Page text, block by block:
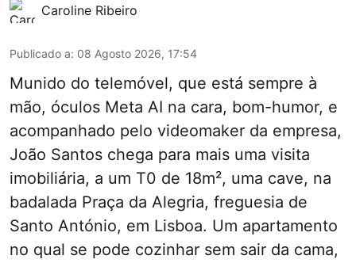
Caroline Ribeiro
Publicado a: 08 Agosto 2026, 17:54
Munido do telemóvel, que está sempre à
mão, óculos Meta AI na cara, bom-humor, e
acompanhado pelo videomaker da empresa,
João Santos chega para mais uma visita
imobiliária, a um T0 de 18m², uma cave, na
badalada Praça da Alegria, freguesia de
Santo António, em Lisboa. Um apartamento
no qual se pode cozinhar sem sair da cama,